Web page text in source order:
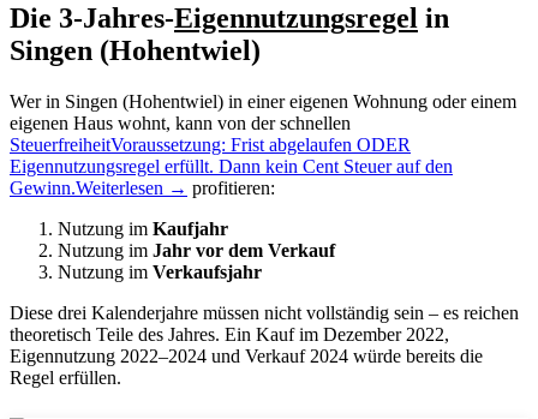
Die 3-Jahres-Eigennutzungsregel in
Singen (Hohentwiel)
Wer in Singen (Hohentwiel) in einer eigenen Wohnung oder einem
eigenen Haus wohnt, kann von der schnellen
SteuerfreiheitVoraussetzung: Frist abgelaufen ODER
Eigennutzungsregel erfüllt. Dann kein Cent Steuer auf den
Gewinn.Weiterlesen → profitieren:
Nutzung im Kaufjahr
Nutzung im Jahr vor dem Verkauf
Nutzung im Verkaufsjahr
Diese drei Kalenderjahre müssen nicht vollständig sein – es reichen
theoretisch Teile des Jahres. Ein Kauf im Dezember 2022,
Eigennutzung 2022–2024 und Verkauf 2024 würde bereits die
Regel erfüllen.